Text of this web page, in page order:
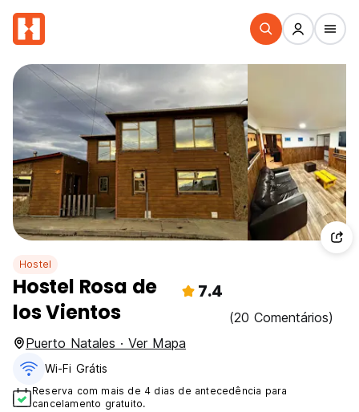
Hostel
Hostel Rosa de
los Vientos
7.4
(20 Comentários)
Puerto Natales · Ver Mapa
Wi-Fi Grátis
Reserva com mais de 4 dias de antecedência para
cancelamento gratuito.